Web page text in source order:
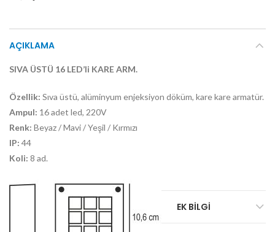
AÇIKLAMA
SIVA ÜSTÜ 16 LED’li KARE ARM.
Özellik: Sıva üstü, alüminyum enjeksiyon döküm, kare kare armatür.
Ampul: 16 adet led, 220V
Renk: Beyaz / Mavi / Yeşil / Kırmızı
IP: 44
Koli: 8 ad.
EK BILGI